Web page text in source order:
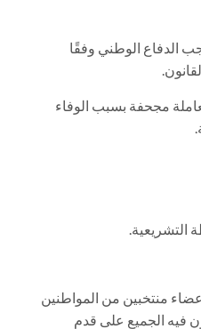
الدفاع الوطني وفقًا
مجحفة بسبب الوفاء
التشريعية.
منتخبين من المواطنين
فيه الجميع على قدم